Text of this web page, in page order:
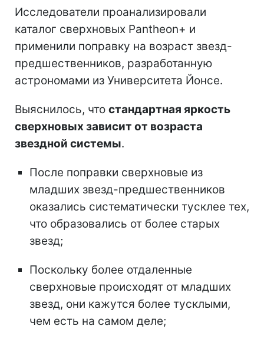
Исследователи проанализировали
каталог сверхновых Pantheon+ и
применили поправку на возраст звезд-
предшественников, разработанную
астрономами из Университета Йонсе.
Выяснилось, что стандартная яркость
сверхновых зависит от возраста
звездной системы.
После поправки сверхновые из
младших звезд-предшественников
оказались систематически тусклее тех,
что образовались от более старых
звезд;
Поскольку более отдаленные
сверхновые происходят от младших
звезд, они кажутся более тусклыми,
чем есть на самом деле;